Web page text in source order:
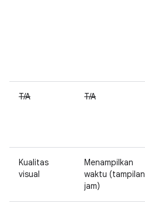
T/A T/A
Kualitas
visual
Menampilkan
waktu (tampilan
jam)